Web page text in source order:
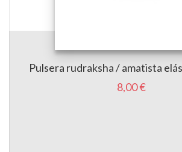
Pulsera rudraksha / amatista
8,00 €